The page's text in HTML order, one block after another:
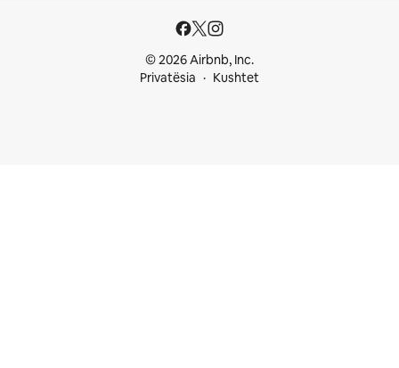
© 2026 Airbnb, Inc.
Privatësia
Kushtet